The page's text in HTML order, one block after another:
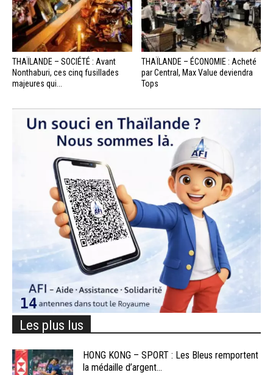
THAÏLANDE – SOCIÉTÉ : Avant
Nonthaburi, ces cinq fusillades
majeures qui...
THAÏLANDE – ÉCONOMIE : Acheté
par Central, Max Value deviendra
Tops
Les plus lus
HONG KONG – SPORT : Les Bleus remportent
la médaille d’argent...